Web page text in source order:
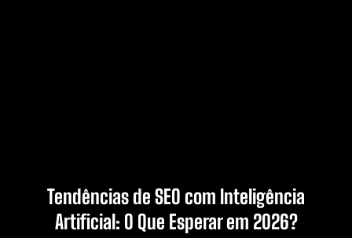
Tendências de SEO com Inteligência
Artificial: O Que Esperar em 2026?